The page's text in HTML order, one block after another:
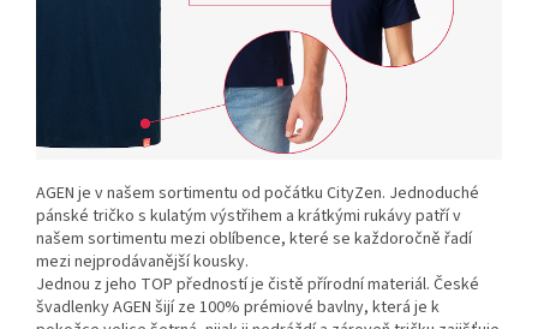
AGEN je v našem sortimentu od počátku CityZen. Jednoduché
pánské tričko s kulatým výstřihem a krátkými rukávy patří v
našem sortimentu mezi oblíbence, které se každoročně řadí
mezi nejprodávanější kousky.
Jednou z jeho TOP předností je čistě přírodní materiál. České
švadlenky AGEN šijí ze 100% prémiové bavlny, která je k